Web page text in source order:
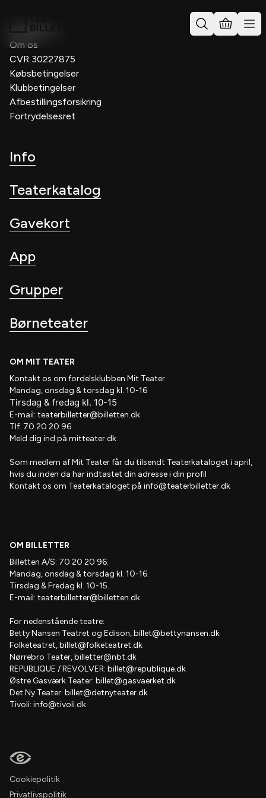
Kontakt os
Om os
CVR 30227875
Købsbetingelser
Klubbetingelser
Afbestillingsforsikring
Fortrydelsesret
Info
Teaterkatalog
Gavekort
App
Grupper
Børneteater
OM MIT TEATER
Kontakt os om fordelsklubben Mit Teater
Mandag, onsdag & torsdag kl. 10-16
Tirsdag & fredag kl. 10-15
E-mail: teaterbilletter@billetten.dk
Tlf. 70 20 20 96
Meld dig ind på mitteater.dk
Som medlem afMit Teaterfår du tilsendt Teaterkataloget i april,
hvis du inden da har indtastet din adresse i din profil
Kontakt os om Teaterkataloget på info@teaterbilletter.dk
OM BILLETTER
Billetten A/S: 70 20 20 96.
Mandag, onsdag & torsdag kl. 10-16.
Tirsdag & Fredag kl. 10-15.
E-mail: teaterbilletter@billetten.dk
For nedenstående teatre:
Betty Nansen Teatret og Edison,billet@bettynansen.dk
Folketeatret,billet@folketeatret.dk
Nørrebro Teater,billetter@nbt.dk
REPUBLIQUE / REVOLVER: billet@republique.dk
Østre Gasværk Teater: billet@gasvaerket.dk
Det Ny Teater: billet@detnyteater.dk
Tivoli: info@tivoli.dk
Cookiepolitik
Privatlivspolitik